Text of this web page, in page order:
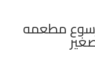
مطعمه